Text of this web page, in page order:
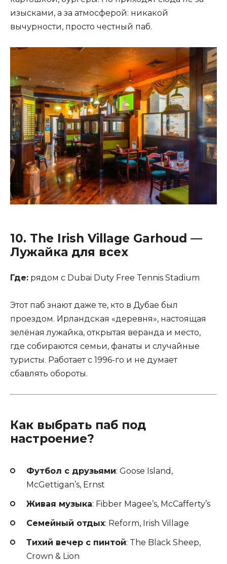
изысками, а за атмосферой: никакой
вычурности, просто честный паб.
10. The Irish Village Garhoud —
Лужайка для всех
Где: рядом с Dubai Duty Free Tennis Stadium
Этот паб знают даже те, кто в Дубае был
проездом. Ирландская «деревня», настоящая
зелёная лужайка, открытая веранда и место,
где собираются семьи, фанаты и случайные
туристы. Работает с 1996-го и не думает
сбавлять обороты.
Как выбрать паб под
настроение?
Футбол с друзьями: Goose Island,
McGettigan’s, Ernst
Живая музыка: Fibber Magee’s, McCafferty’s
Семейный отдых: Reform, Irish Village
Тихий вечер с пинтой: The Black Sheep,
Crown & Lion